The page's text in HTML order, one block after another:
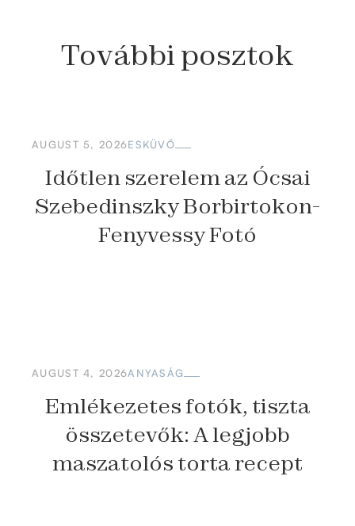
További posztok
AUGUST 5, 2026ESKÜVŐ
Időtlen szerelem az Ócsai
Szebedinszky Borbirtokon-
Fenyvessy Fotó
AUGUST 4, 2026ANYASÁG
Emlékezetes fotók, tiszta
összetevők: A legjobb
maszatolós torta recept